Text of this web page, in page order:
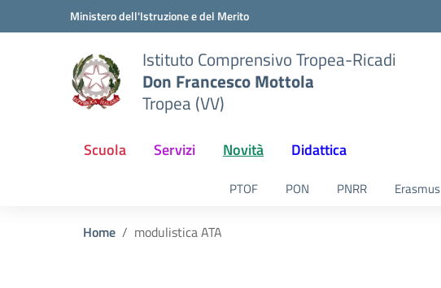
Vai ai contenuti
Vai al menu di navigazioneMinistero dell'Istruzione e del Merito
Istituto Comprensivo Tropea-Ricadi
Don Francesco Mottola
Tropea (VV)
Scuola Servizi Novità Didattica
PTOF PON PNRR Erasmus
Home modulistica ATA